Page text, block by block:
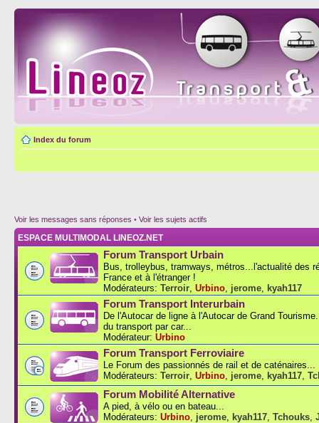
Index du forum
Voir les messages sans réponses • Voir les sujets actifs
ESPACE MULTIMODAL LINEOZ.NET
Forum Transport Urbain
Bus, trolleybus, tramways, métros...l'actualité des
France et à l'étranger !
Modérateurs: Terroir Urbino jerome kyah117
Forum Transport Interurbain
De l'Autocar de ligne à l'Autocar de Grand
du transport par car...
Modérateur: Urbino
Forum Transport Ferroviaire
Le Forum des passionnés de rail et de caténaires...
Modérateurs: Terroir Urbino jerome kyah117
Forum Mobilité Alternative
A pied, à vélo ou en bateau...
Modérateurs: Urbino jerome kyah117 Tchouks